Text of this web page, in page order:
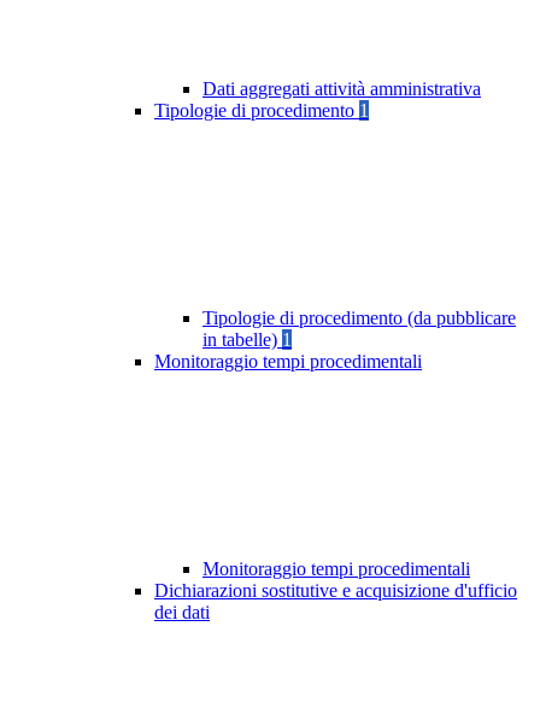
Dati aggregati attività amministrativa
Tipologie di procedimento 1
Tipologie di procedimento (da pubblicare
in tabelle) 1
Monitoraggio tempi procedimentali
Monitoraggio tempi procedimentali
Dichiarazioni sostitutive e acquisizione d'ufficio
dei dati